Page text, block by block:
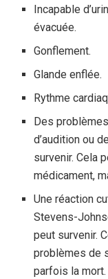
Incapable
évacuée.
Gonflement.
Glande enflée.
Rythme
Des
d’audition ou
survenir. Cela
médicament,
Une réaction
Stevens-
peut survenir.
problèmes de
parfois la